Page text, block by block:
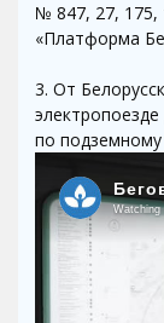
№ 847, 27, 175,
«Платформа
3. От
по подземному